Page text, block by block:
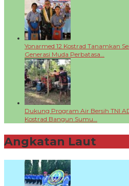
Yonarmed 12 Kostrad Tanamkan
Generasi Muda Perbatasa…
Dukung Program Air Bersih TNI
Kostrad Bangun Sumu…
Angkatan Laut